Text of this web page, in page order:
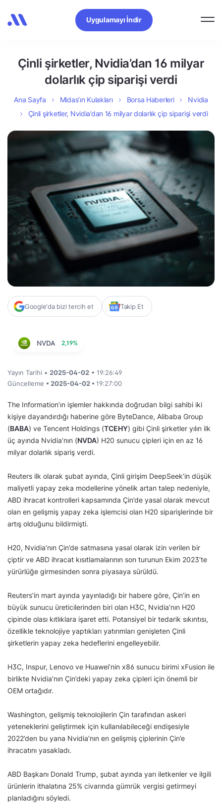
Uygulamayı İndir
Çinli şirketler, Nvidia’dan 16 milyar
dolarlık çip siparişi verdi
Ana Sayfa Midas’ın Kulakları Borsa Haberleri
Nvidia
Çinli şirketler, Nvidia’dan 16 milyar dolarlık çip siparişi verdi
Google'da bizi tercih et Takip Et
NVDA 2,19%
Yayın Tarihi • 2025-04-02 • 19:26:49
Güncelleme • 2025-04-02 • 19:27:00
The Information’ın işlemler hakkında doğrudan bilgi sahibi iki
kişiye dayandırdığı haberine göre ByteDance, Alibaba Group
(BABA) ve Tencent Holdings (TCEHY) gibi Çinli şirketler yılın ilk
üç ayında Nvidia’nın (NVDA) H20 sunucu çipleri için en az 16
milyar dolarlık sipariş verdi.
Reuters ilk olarak şubat ayında, Çinli girişim DeepSeek’in düşük
maliyetli yapay zeka modellerine yönelik artan talep nedeniyle,
ABD ihracat kontrolleri kapsamında Çin’de yasal olarak mevcut
olan en gelişmiş yapay zeka işlemcisi olan H20 siparişlerinde bir
artış olduğunu bildirmişti.
H20, Nvidia’nın Çin’de satmasına yasal olarak izin verilen bir
çiptir ve ABD ihracat kısıtlamalarının son turunun Ekim 2023’te
yürürlüğe girmesinden sonra piyasaya sürüldü.
Reuters’in mart ayında yayınladığı bir habere göre, Çin’in en
büyük sunucu üreticilerinden biri olan H3C, Nvidia’nın H20
çipinde olası kıtlıklara işaret etti. Potansiyel bir tedarik sıkıntısı,
özellikle teknolojiye yaptıkları yatırımları genişleten Çinli
şirketlerin yapay zeka hedeflerini engelleyebilir.
H3C, Inspur, Lenovo ve Huawei’nin x86 sunucu birimi xFusion ile
birlikte Nvidia’nın Çin’deki yapay zeka çipleri için önemli bir
OEM ortağıdır.
Washington, gelişmiş teknolojilerin Çin tarafından askeri
yeteneklerini geliştirmek için kullanılabileceği endişesiyle
2022’den bu yana Nvidia’nın en gelişmiş çiplerinin Çin’e
ihracatını yasakladı.
ABD Başkanı Donald Trump, şubat ayında yarı iletkenler ve ilgili
ürünlerin ithalatına 25% civarında gümrük vergisi getirmeyi
planladığını söyledi.